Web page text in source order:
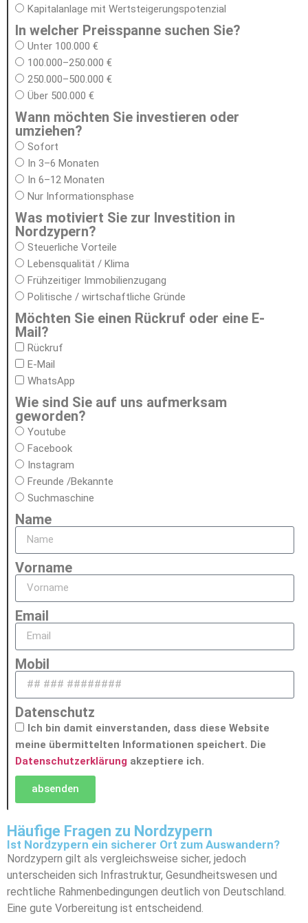
Kapitalanlage mit Wertsteigerungspotenzial
In welcher Preisspanne suchen Sie?
Unter 100.000 €
100.000–250.000 €
250.000–500.000 €
Über 500.000 €
Wann möchten Sie investieren oder
umziehen?
Sofort
In 3–6 Monaten
In 6–12 Monaten
Nur Informationsphase
Was motiviert Sie zur Investition in
Nordzypern?
Steuerliche Vorteile
Lebensqualität / Klima
Frühzeitiger Immobilienzugang
Politische / wirtschaftliche Gründe
Möchten Sie einen Rückruf oder eine E-
Mail?
Rückruf
E-Mail
WhatsApp
Wie sind Sie auf uns aufmerksam
geworden?
Youtube
Facebook
Instagram
Freunde /Bekannte
Suchmaschine
Name
Vorname
Email
Mobil
Datenschutz
Ich bin damit einverstanden, dass diese Website
meine übermittelten Informationen speichert. Die
Datenschutzerklärung akzeptiere ich.
absenden
Häufige Fragen zu Nordzypern
Ist Nordzypern ein sicherer Ort zum Auswandern?
Nordzypern gilt als vergleichsweise sicher, jedoch
unterscheiden sich Infrastruktur, Gesundheitswesen und
rechtliche Rahmenbedingungen deutlich von Deutschland.
Eine gute Vorbereitung ist entscheidend.